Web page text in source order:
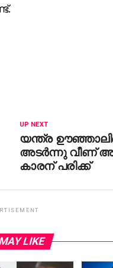
UP NEXT
യന്ത്ര
അടര്‍ന്നു വീണ്
കാരന് പരിക്ക്
LIKE